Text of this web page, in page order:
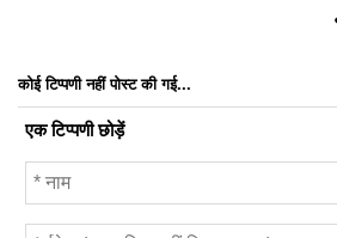
कोई टिप्पणी नहीं पोस्ट की गई...
एक टिप्पणी छोड़ें